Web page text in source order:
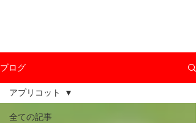
ブログ
全ての記事
アプリコット